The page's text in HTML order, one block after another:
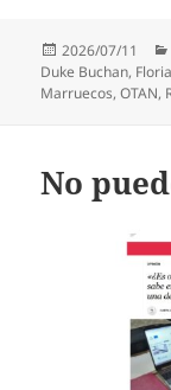
Publicado
el
2026/07/11
Duke Buchan,
Marruecos,OTAN,
No